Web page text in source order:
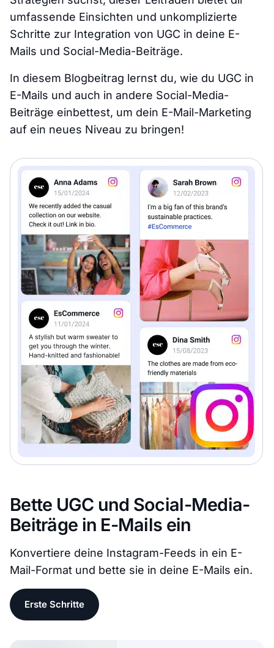
umfassende Einsichten und unkomplizierte
Schritte zur Integration von UGC in deine E-
Mails und Social-Media-Beiträge.
In diesem Blogbeitrag lernst du, wie du UGC in
E-Mails und auch in andere Social-Media-
Beiträge einbettest, um dein E-Mail-Marketing
auf ein neues Niveau zu bringen!
Bette UGC und Social-Media-
Beiträge in E-Mails ein
Konvertiere deine Instagram-Feeds in ein E-
Mail-Format und bette sie in deine E-Mails ein.
Erste Schritte